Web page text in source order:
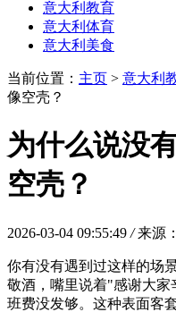
意大利教育
意大利体育
意大利美食
当前位置： 主页 > 意大利
像空壳？
为什么说没
空壳？
2026-03-04 09:55:49 / 来源
你有没有遇到过这样的场
敬酒，嘴里说着"感谢大
班费没发够。这种表面客